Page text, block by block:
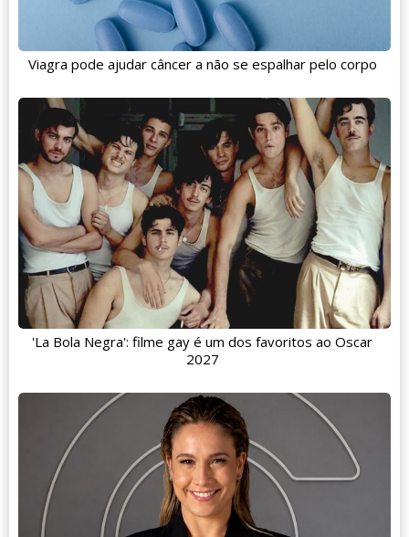
Viagra pode ajudar câncer a não se espalhar pelo corpo
'La Bola Negra': filme gay é um dos favoritos ao Oscar
2027